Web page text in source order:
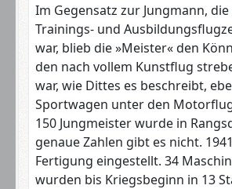
Im Gegensatz zur Jungmann,
Trainings- und
war, blieb die »Meister« den
den nach vollem Kunstflug
war, wie Dittes es beschreibt,
Sportwagen unter den
150 Jungmeister wurde in
genaue Zahlen gibt es nicht.
Fertigung eingestellt. 34
wurden bis Kriegsbeginn in 13